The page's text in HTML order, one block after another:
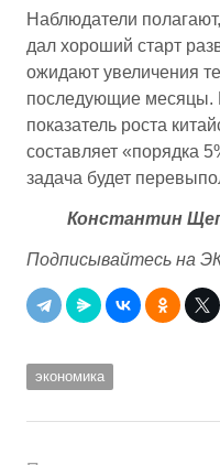
Наблюдатели
дал хороший старт
ожидают увеличения
последующие месяцы.
показатель роста
составляет «порядка
задача будет
Константин
Подписывайтесь на
экономика